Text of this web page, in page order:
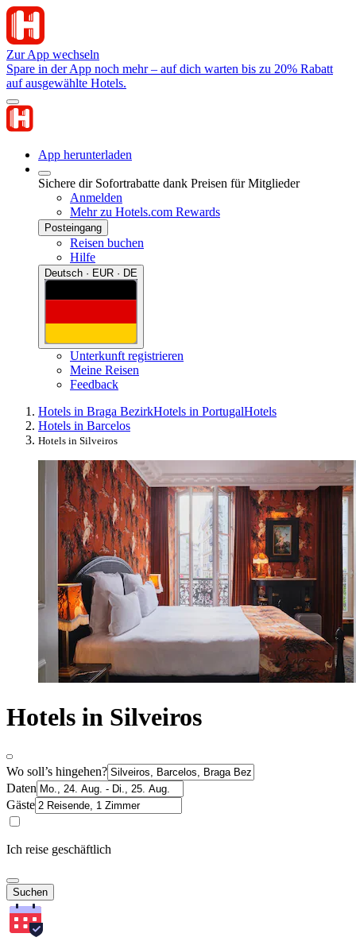
Zur App wechseln
Spare in der App noch mehr – auf dich warten bis zu 20% Rabatt
auf ausgewählte Hotels.
App herunterladen
Sichere dir Sofortrabatte dank Preisen für Mitglieder
Anmelden
Mehr zu Hotels.com Rewards
Posteingang
Reisen buchen
Hilfe
Deutsch · EUR · DE
Unterkunft registrieren
Meine Reisen
Feedback
Hotels in Braga BezirkHotels in PortugalHotels
Hotels in Barcelos
Hotels in Silveiros
Hotels in Silveiros
Wo soll’s hingehen?
Daten
Gäste
Ich reise geschäftlich
Suchen